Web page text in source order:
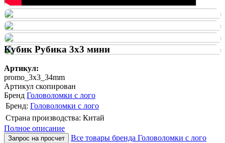
Кубик Рубика 3х3 мини
Артикул:
promo_3x3_34mm
Артикул скопирован
Бренд Головоломки с лого
Бренд: Головоломки с лого
Страна производства: Китай
Полное описание
Запрос на просчет
Все товары бренда Головоломки с лого